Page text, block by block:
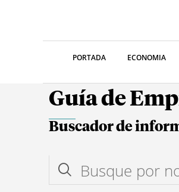
PORTADA ECONOMIA
Guía de
Buscador de